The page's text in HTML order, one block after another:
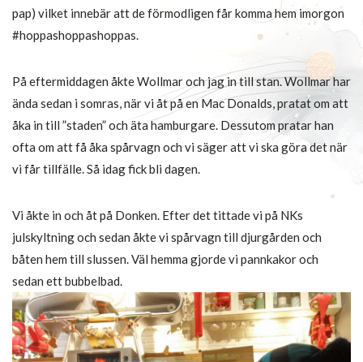
pap) vilket innebär att de förmodligen får komma hem imorgon
#hoppashoppashoppas.
På eftermiddagen åkte Wollmar och jag in till stan. Wollmar har
ända sedan i somras, när vi åt på en Mac Donalds, pratat om att
åka in till ”staden” och äta hamburgare. Dessutom pratar han
ofta om att få åka spårvagn och vi säger att vi ska göra det när
vi får tillfälle. Så idag fick bli dagen.
Vi åkte in och åt på Donken. Efter det tittade vi på NKs
julskyltning och sedan åkte vi spårvagn till djurgården och
båten hem till slussen. Väl hemma gjorde vi pannkakor och
sedan ett bubbelbad.